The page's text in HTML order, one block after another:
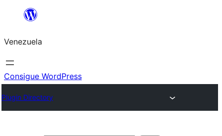
Saltar
contenido
Venezuela
Consigue WordPress
Plugin Directory